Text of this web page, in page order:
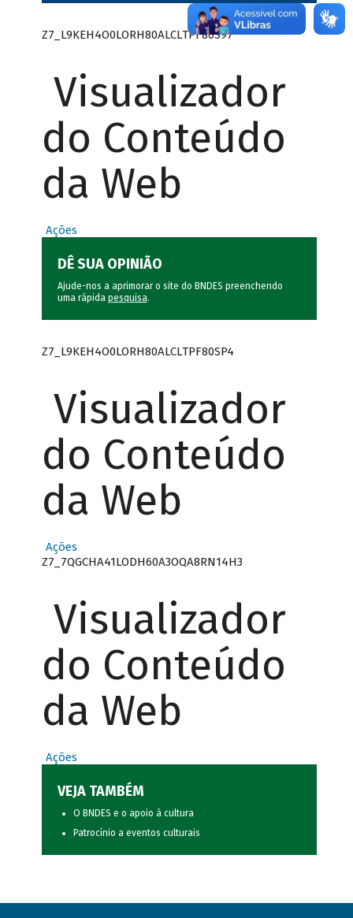
Z7_L9KEH4O0LORH80ALCLTPF80S97
Visualizador
do Conteúdo
da Web
Ações
DÊ SUA OPINIÃO
Ajude-nos a aprimorar o site do BNDES preenchendo
uma rápida pesquisa.
Z7_L9KEH4O0LORH80ALCLTPF80SP4
Visualizador
do Conteúdo
da Web
Ações
Z7_7QGCHA41LODH60A3OQA8RN14H3
Visualizador
do Conteúdo
da Web
Ações
VEJA TAMBÉM
O BNDES e o apoio à cultura
Patrocínio a eventos culturais